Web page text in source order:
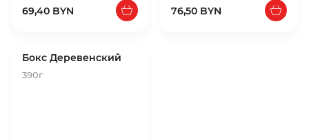
69,40 BYN 76,50 BYN
Бокс Деревенский
390г